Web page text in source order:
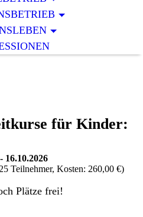
für Kinder:
16.10.2026
Teilnehmer, Kosten: 260,00 €)
Plätze frei!